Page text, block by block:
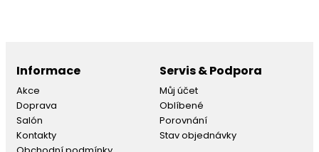
Informace
Akce
Doprava
Salón
Kontakty
Servis & Podpora
Můj účet
Oblíbené
Porovnání
Stav objednávky